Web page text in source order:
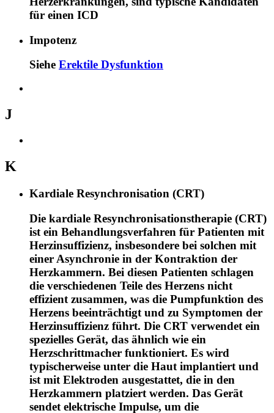
für einen ICD
Impotenz
Siehe Erektile Dysfunktion
J
K
Kardiale Resynchronisation (CRT)
Die kardiale Resynchronisationstherapie (CRT)
ist ein Behandlungsverfahren für Patienten mit
Herzinsuffizienz, insbesondere bei solchen mit
einer Asynchronie in der Kontraktion der
Herzkammern. Bei diesen Patienten schlagen
die verschiedenen Teile des Herzens nicht
effizient zusammen, was die Pumpfunktion des
Herzens beeinträchtigt und zu Symptomen der
Herzinsuffizienz führt. Die CRT verwendet ein
spezielles Gerät, das ähnlich wie ein
Herzschrittmacher funktioniert. Es wird
typischerweise unter die Haut implantiert und
ist mit Elektroden ausgestattet, die in den
Herzkammern platziert werden. Das Gerät
sendet elektrische Impulse, um die